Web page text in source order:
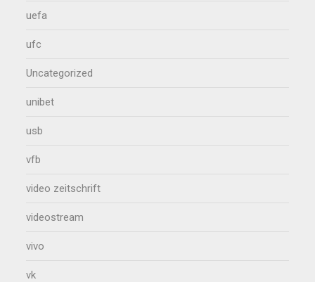
uefa
ufc
Uncategorized
unibet
usb
vfb
video zeitschrift
videostream
vivo
vk